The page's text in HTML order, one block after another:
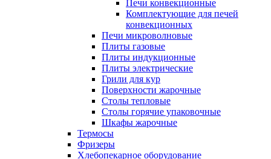
Печи конвекционные
Комплектующие для печей
конвекционных
Печи микроволновые
Плиты газовые
Плиты индукционные
Плиты электрические
Грили для кур
Поверхности жарочные
Столы тепловые
Столы горячие упаковочные
Шкафы жарочные
Термосы
Фризеры
Хлебопекарное оборудование